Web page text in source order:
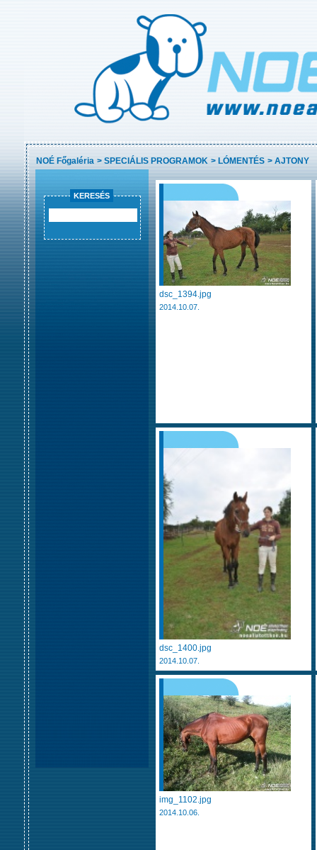
NOÉ Főgaléria >SPECIÁLIS PROGRAMOK >LÓMENTÉS >AJTONY
KERESÉS
dsc_1394.jpg
2014.10.07.
dsc_1400.jpg
2014.10.07.
img_1102.jpg
2014.10.06.